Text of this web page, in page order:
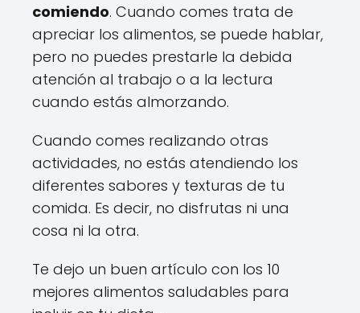
comiendo. Cuando comes trata de
apreciar los alimentos, se puede hablar,
pero no puedes prestarle la debida
atención al trabajo o a la lectura
cuando estás almorzando.
Cuando comes realizando otras
actividades, no estás atendiendo los
diferentes sabores y texturas de tu
comida. Es decir, no disfrutas ni una
cosa ni la otra.
Te dejo un buen artículo con los 10
mejores alimentos saludables para